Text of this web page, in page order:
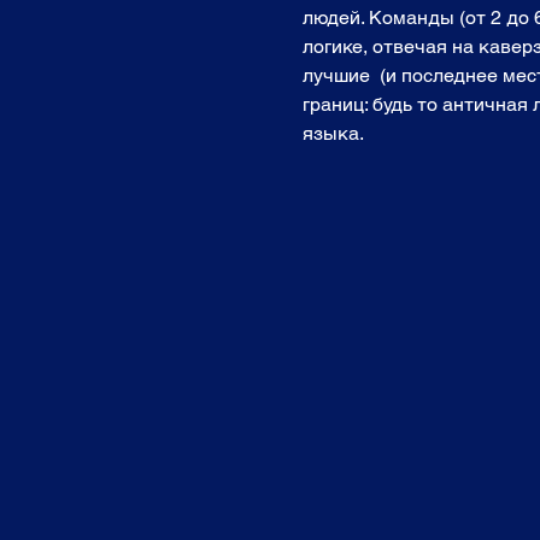
людей. Команды (от 2 до
логике, отвечая на
лучшие  (и последнее
границ: будь то
языка.